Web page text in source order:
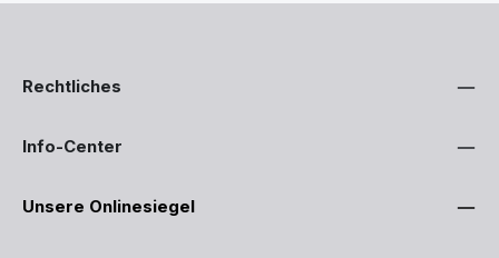
Rechtliches
Info-Center
Unsere Onlinesiegel